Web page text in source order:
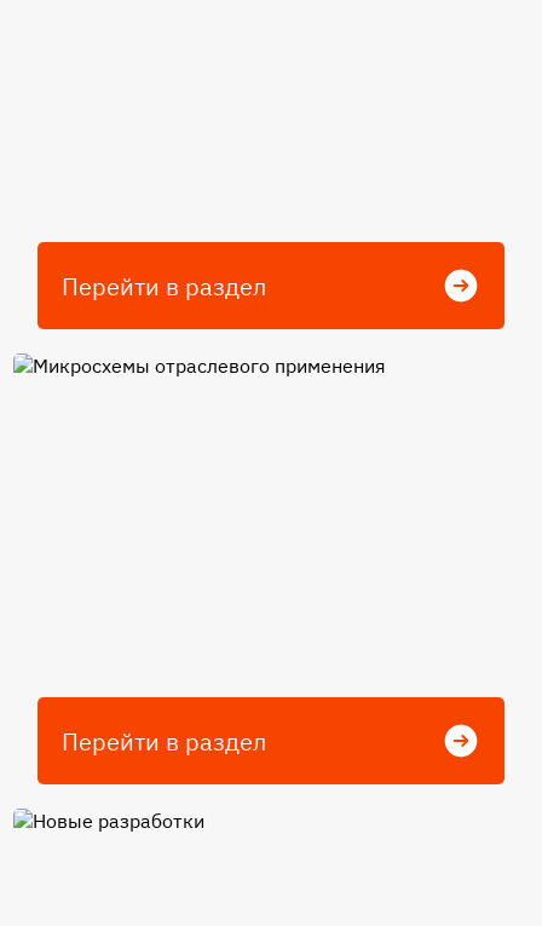
Перейти в раздел
Микросхемы отраслевого
Перейти в раздел
Новые разработки